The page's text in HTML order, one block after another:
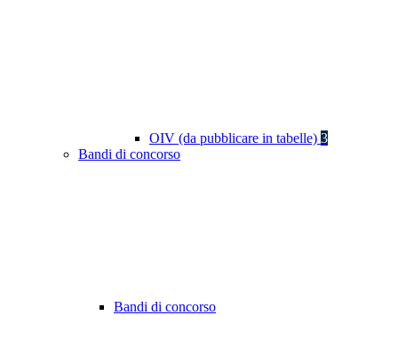
OIV (da pubblicare in tabelle) 3
Bandi di concorso
Bandi di concorso